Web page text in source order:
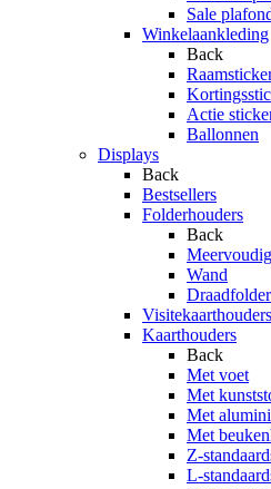
Sale
Winkelaankleding
Back
Actie
Ballonnen
Displays
Back
Bestsellers
Folderhouders
Back
Meervoudig
Wand
Visitekaarthouders
Kaarthouders
Back
Met voet
Met
Met
Met
Z-
L-